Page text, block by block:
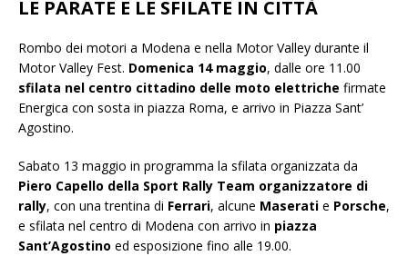
LE PARATE E LE SFILATE IN CITTÀ
Rombo dei motori a Modena e nella Motor Valley durante il
Motor Valley Fest. Domenica 14 maggio, dalle ore 11.00
sfilata nel centro cittadino delle moto elettriche firmate
Energica con sosta in piazza Roma, e arrivo in Piazza Sant’
Agostino.
Sabato 13 maggio in programma la sfilata organizzata da
Piero Capello della Sport Rally Team organizzatore di
rally, con una trentina di Ferrari, alcune Maserati e Porsche,
e sfilata nel centro di Modena con arrivo in piazza
Sant’Agostino ed esposizione fino alle 19.00.